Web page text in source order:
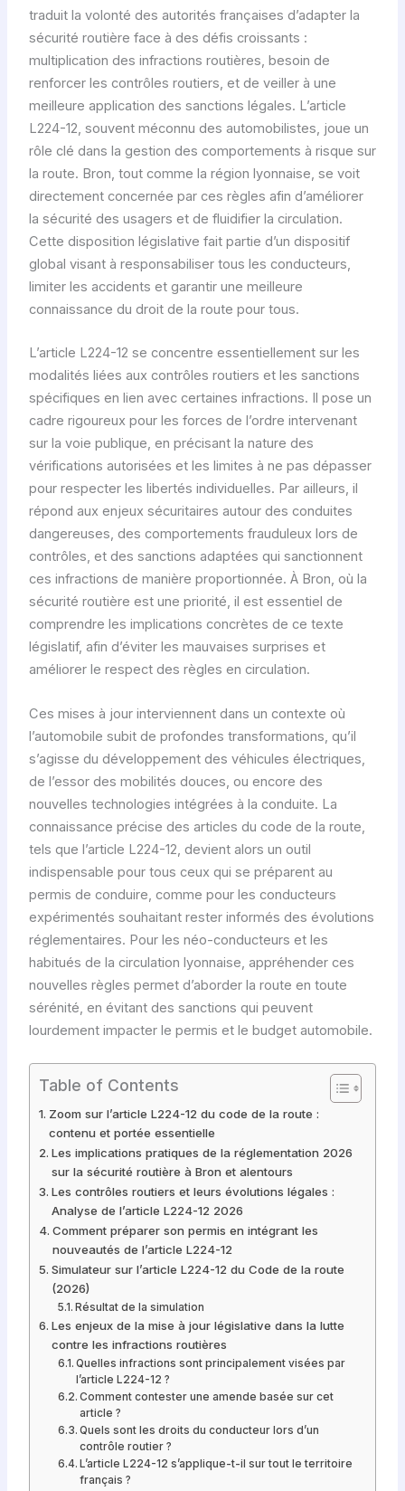
traduit la volonté des autorités françaises d’adapter la
sécurité routière face à des défis croissants :
multiplication des infractions routières, besoin de
renforcer les contrôles routiers, et de veiller à une
meilleure application des sanctions légales. L’article
L224-12, souvent méconnu des automobilistes, joue un
rôle clé dans la gestion des comportements à risque sur
la route. Bron, tout comme la région lyonnaise, se voit
directement concernée par ces règles afin d’améliorer
la sécurité des usagers et de fluidifier la circulation.
Cette disposition législative fait partie d’un dispositif
global visant à responsabiliser tous les conducteurs,
limiter les accidents et garantir une meilleure
connaissance du droit de la route pour tous.
L’article L224-12 se concentre essentiellement sur les
modalités liées aux contrôles routiers et les sanctions
spécifiques en lien avec certaines infractions. Il pose un
cadre rigoureux pour les forces de l’ordre intervenant
sur la voie publique, en précisant la nature des
vérifications autorisées et les limites à ne pas dépasser
pour respecter les libertés individuelles. Par ailleurs, il
répond aux enjeux sécuritaires autour des conduites
dangereuses, des comportements frauduleux lors de
contrôles, et des sanctions adaptées qui sanctionnent
ces infractions de manière proportionnée. À Bron, où la
sécurité routière est une priorité, il est essentiel de
comprendre les implications concrètes de ce texte
législatif, afin d’éviter les mauvaises surprises et
améliorer le respect des règles en circulation.
Ces mises à jour interviennent dans un contexte où
l’automobile subit de profondes transformations, qu’il
s’agisse du développement des véhicules électriques,
de l’essor des mobilités douces, ou encore des
nouvelles technologies intégrées à la conduite. La
connaissance précise des articles du code de la route,
tels que l’article L224-12, devient alors un outil
indispensable pour tous ceux qui se préparent au
permis de conduire, comme pour les conducteurs
expérimentés souhaitant rester informés des évolutions
réglementaires. Pour les néo-conducteurs et les
habitués de la circulation lyonnaise, appréhender ces
nouvelles règles permet d’aborder la route en toute
sérénité, en évitant des sanctions qui peuvent
lourdement impacter le permis et le budget automobile.
Table of Contents
Zoom sur l’article L224-12 du code de la route :
contenu et portée essentielle
Les implications pratiques de la réglementation 2026
sur la sécurité routière à Bron et alentours
Les contrôles routiers et leurs évolutions légales :
Analyse de l’article L224-12 2026
Comment préparer son permis en intégrant les
nouveautés de l’article L224-12
Simulateur sur l’article L224-12 du Code de la route
(2026)
Résultat de la simulation
Les enjeux de la mise à jour législative dans la lutte
contre les infractions routières
Quelles infractions sont principalement visées par
l’article L224-12 ?
Comment contester une amende basée sur cet
article ?
Quels sont les droits du conducteur lors d’un
contrôle routier ?
L’article L224-12 s’applique-t-il sur tout le territoire
français ?